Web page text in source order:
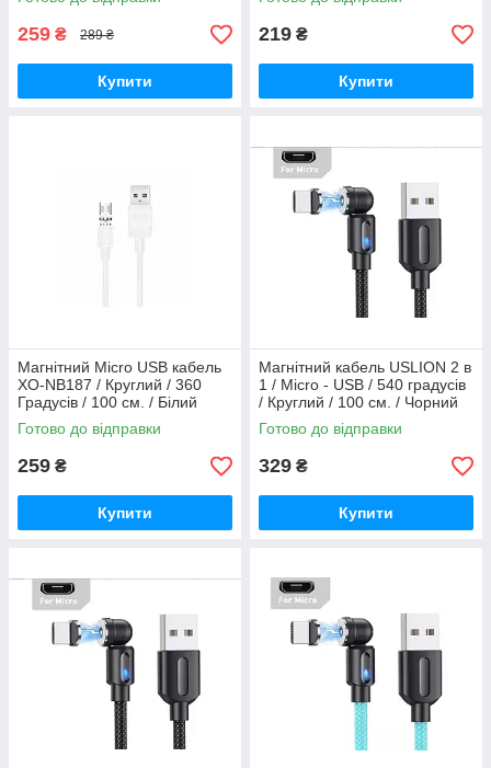
259 ₴ 289 ₴
Купити
219 ₴
Купити
Магнітний Micro USB кабель
XO-NB187 / Круглий / 360
Градусів / 100 см. / Білий
Готово до відправки
259 ₴
Купити
Магнітний кабель USLION 2 в
1 / Micro - USB / 540 градусів
/ Круглий / 100 см. / Чорний
Готово до відправки
329 ₴
Купити